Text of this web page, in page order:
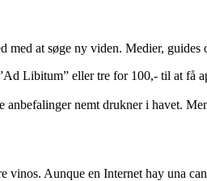
at søge ny viden. Medier,
Libitum” eller tre for 100,- til at få
nemt drukner i havet.
Aunque en Internet hay una